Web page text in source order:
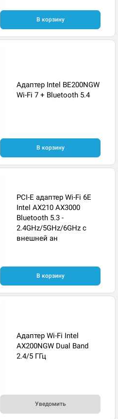
В корзину
Адаптер Intel BE200NGW
Wi-Fi 7 + Bluetooth 5.4
В корзину
PCI-E адаптер Wi-Fi 6E
Intel AX210 AX3000
Bluetooth 5.3 -
2.4GHz/5GHz/6GHz с
внешней ан
В корзину
Адаптер Wi-Fi Intel
AX200NGW Dual Band
2.4/5 ГГц
Уведомить